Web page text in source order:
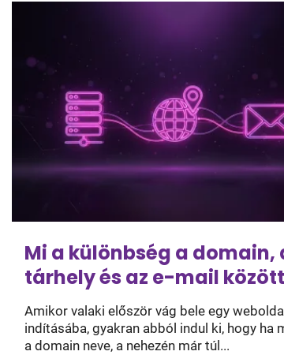
Mi a különbség a domain,
tárhely és az e-mail
Amikor valaki először vág bele egy weboldal
indításába, gyakran abból indul ki, hogy ha
a domain neve, a nehezén már túl...